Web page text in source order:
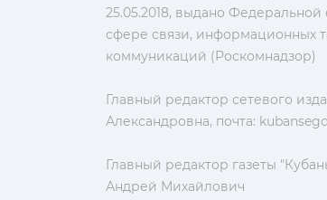
25.05.2018, выдано
сфере связи, информационных
коммуникаций (Роскомнадзор)
Главный редактор сетевого
Александровна, почта:
Главный редактор газеты
Андрей Михайлович